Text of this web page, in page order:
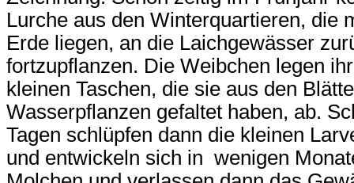
Lurche aus den Winterquartieren, die
Erde liegen, an die Laichgewässer
fortzupflanzen. Die Weibchen legen
kleinen Taschen, die sie aus den
Wasserpflanzen gefaltet haben, ab.
Tagen schlüpfen dann die kleinen
und entwickeln sich in wenigen